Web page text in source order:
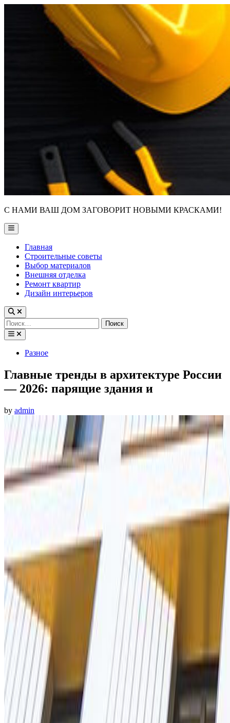
С НАМИ ВАШ ДОМ ЗАГОВОРИТ НОВЫМИ КРАСКАМИ!
Main
Menu
Главная
Строительные советы
Выбор материалов
Внешняя отделка
Ремонт квартир
Дизайн интерьеров
Найти:
PostedРазное
Главные тренды в архитектуре России
— 2026: парящие здания и
by admin